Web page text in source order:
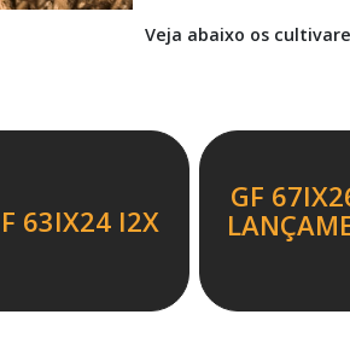
Veja abaixo os
63IX24 I2X
GF